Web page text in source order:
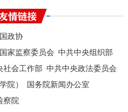
政协
家监察委员会 中共中央组织部
社会工作部 中共中央政法委员会
院）
国务院新闻办公室
察院